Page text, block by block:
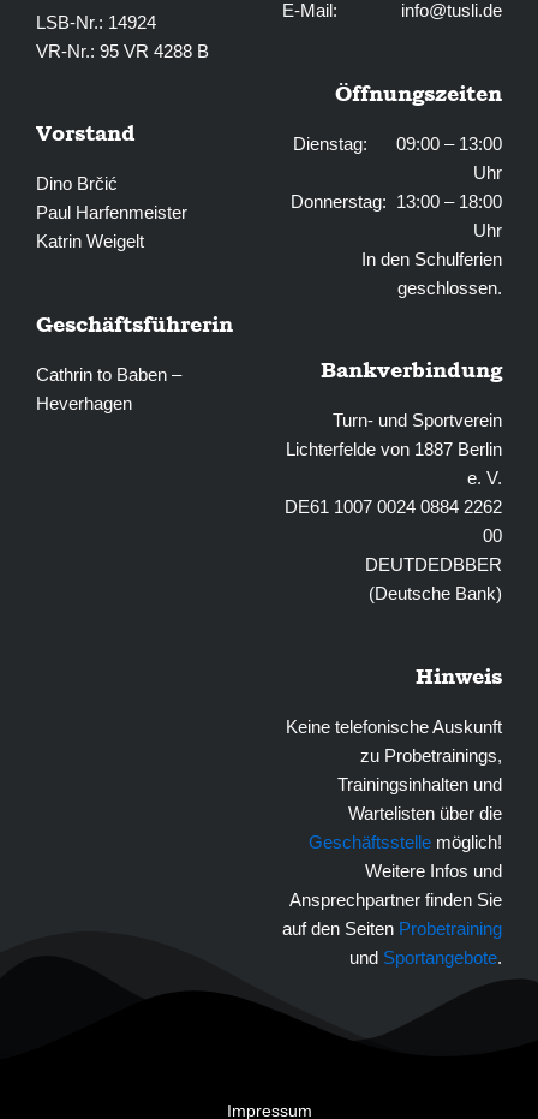
LSB-Nr.: 14924
VR-Nr.: 95 VR 4288 B
Vorstand
Dino Brčić
Paul Harfenmeister
Katrin Weigelt
Geschäftsführerin
Cathrin to Baben –
Heverhagen
E-Mail: info@tusli.de
Öffnungszeiten
Dienstag: 09:00 – 13:00
Uhr
Donnerstag: 13:00 – 18:00
Uhr
In den Schulferien
geschlossen.
Bankverbindung
Turn- und Sportverein
Lichterfelde von 1887 Berlin
e. V.
DE61 1007 0024 0884 2262
00
DEUTDEDBBER
(Deutsche Bank)
Hinweis
Keine telefonische Auskunft
zu Probetrainings,
Trainingsinhalten und
Wartelisten über die
Geschäftsstelle möglich!
Weitere Infos und
Ansprechpartner finden Sie
auf den Seiten Probetraining
und Sportangebote.
Impressum